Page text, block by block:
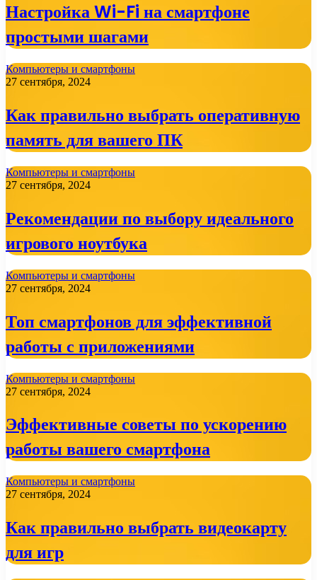
Настройка Wi-Fi на смартфоне
простыми шагами
Компьютеры и смартфоны
27 сентября, 2024
Как правильно выбрать оперативную
память для вашего ПК
Компьютеры и смартфоны
27 сентября, 2024
Рекомендации по выбору идеального
игрового ноутбука
Компьютеры и смартфоны
27 сентября, 2024
Топ смартфонов для эффективной
работы с приложениями
Компьютеры и смартфоны
27 сентября, 2024
Эффективные советы по ускорению
работы вашего смартфона
Компьютеры и смартфоны
27 сентября, 2024
Как правильно выбрать видеокарту
для игр